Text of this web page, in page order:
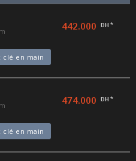
442.000 DH *
clé en main
474.000 DH *
clé en main